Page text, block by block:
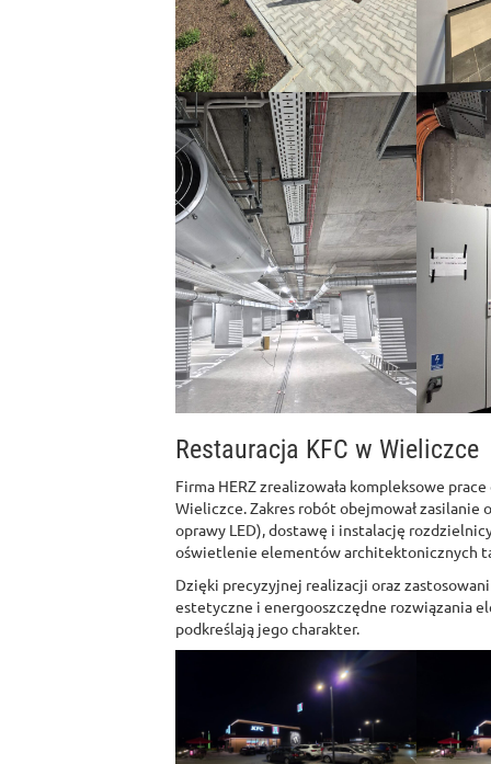
Restauracja KFC w Wieliczce
Firma HERZ zrealizowała kompleksowe
Wieliczce. Zakres robót obejmował
oprawy LED), dostawę i instalację
oświetlenie elementów architektonicznych
Dzięki precyzyjnej realizacji oraz
estetyczne i energooszczędne rozwiązania
podkreślają jego charakter.